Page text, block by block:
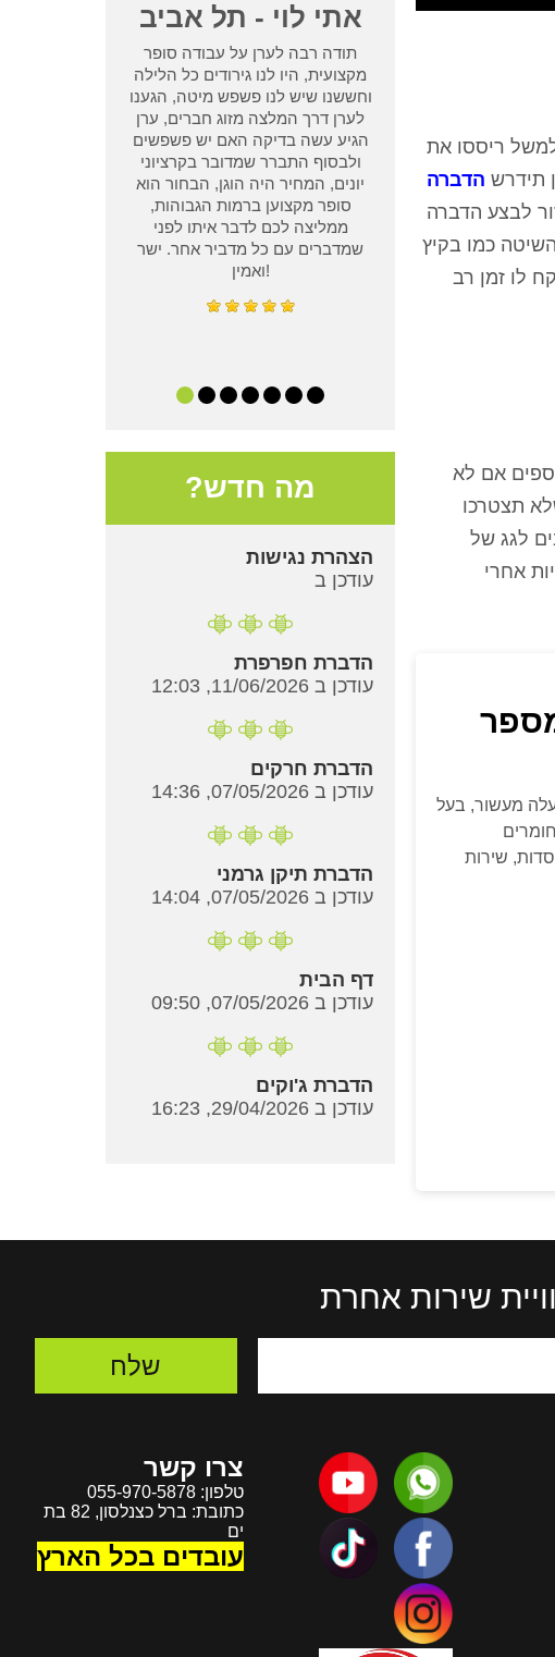
ריססו את
תידרש הדברה
לבצע הדברה
כמו בקיץ
לו זמן רב
אם לא
תצטרכו
לגג של
אחרי
מעשור, בעל
שירות
אתי לוי - תל אביב
תודה רבה לערן על עבודה סופר
מקצועית, היו לנו גירודים כל הלילה
וחששנו שיש לנו פשפש מיטה, הגענו
לערן דרך המלצה מזוג חברים, ערן
הגיע עשה בדיקה האם יש פשפשים
ולבסוף התברר שמדובר בקרציוני
יונים, המחיר היה הוגן, הבחור הוא
סופר מקצוען ברמות הגבוהות,
ממליצה לכם לדבר איתו לפני
שמדברים עם כל מדביר אחר. ישר
ואמין!
ג'אן - נתניה
נתן לנו אחריות שלא
שיש אמא ואבא
מה חדש?
הצהרת נגישות
עודכן ב
הדברת חפרפרת
עודכן ב 11/06/2026, 12:03
הדברת חרקים
עודכן ב 07/05/2026, 14:36
הדברת תיקן גרמני
עודכן ב 07/05/2026, 14:04
דף הבית
עודכן ב 07/05/2026, 09:50
הדברת ג'וקים
עודכן ב 29/04/2026, 16:23
שירות אחרת
צרו קשר
טלפון: 055-970-5878
כתובת: ברל כצנלסון, 82 בת
ים
עובדים בכל הארץ